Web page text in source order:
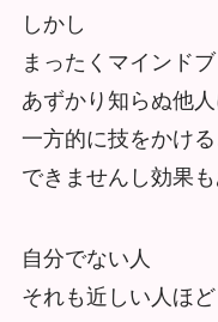
しかし
まったくマインド
あずかり知らぬ他人
一方的に技をかけ
できませんし効果も
自分でない人
それも近しい人ほど